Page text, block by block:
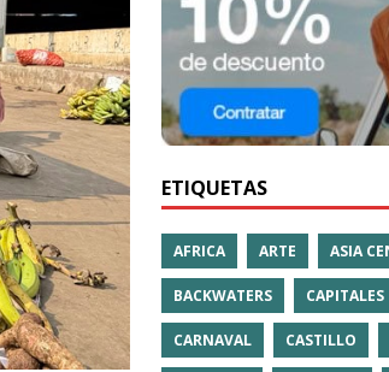
ETIQUETAS
AFRICA ARTE ASIA
BACKWATERS CAPITALES
CARNAVAL CASTILLO